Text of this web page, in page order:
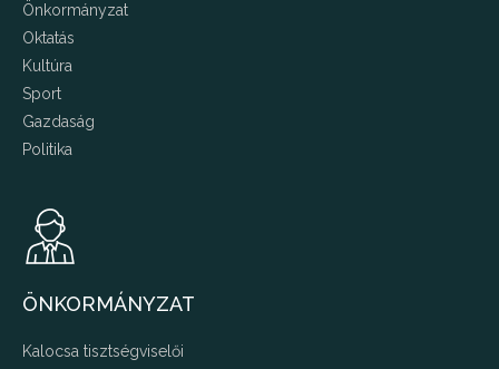
Önkormányzat
Oktatás
Kultúra
Sport
Gazdaság
Politika
ÖNKORMÁNYZAT
Kalocsa tisztségviselői